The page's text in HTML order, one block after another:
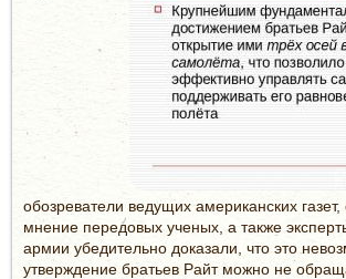
обозреватели ведущих американских
мнение передовых ученых, а также
армии убедительно доказали, что это
утверждение братьев Райт можно не